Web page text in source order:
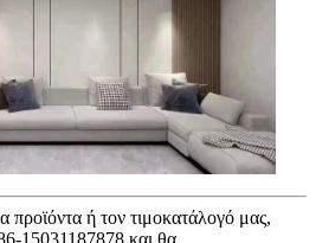
προϊόντα ή τον τιμοκατάλογό μας,
15031187878 και θα